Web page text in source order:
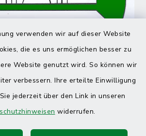
verwenden wir auf dieser Website
die es uns ermöglichen besser zu
Website genutzt wird. So können wir
verbessern. Ihre erteilte Einwilligung
jederzeit über den Link in unseren
widerrufen.